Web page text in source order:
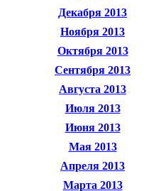
Декабря 2013
Ноября 2013
Октября 2013
Сентября 2013
Августа 2013
Июля 2013
Июня 2013
Мая 2013
Апреля 2013
Марта 2013